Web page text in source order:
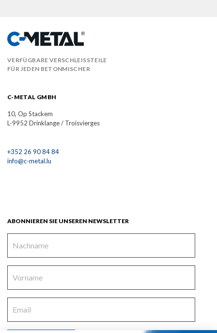
VERFÜGBARE VERSCHLEISSTEILE
FÜR JEDEN BETONMISCHER
C-METAL GMBH
10, Op Stackem
L-9952 Drinklange / Troisvierges
+352 26 90 84 84
info@c-metal.lu
ABONNIEREN SIE UNSEREN NEWSLETTER